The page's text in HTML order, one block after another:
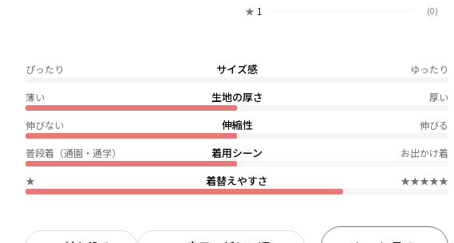
★ 1 (0)
サイズ感
ぴったり ゆったり
生地の厚さ
薄い 厚い
伸縮性
伸びない 伸びる
着用シーン
普段着（通園・通学） お出かけ着
着替えやすさ
★ ★★★★★